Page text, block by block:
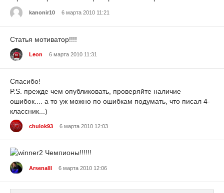
kanonir10 6 марта 2010 11:21
Cтатья мотиватор!!!!
Leon 6 марта 2010 11:31
Спасибо!
P.S. прежде чем опубликовать, проверяйте наличие
ошибок.... а то уж можно по ошибкам подумать, что писал 4-
классник...)
chulok93 6 марта 2010 12:03
Чемпионы!!!!!!
Arsenalll 6 марта 2010 12:06